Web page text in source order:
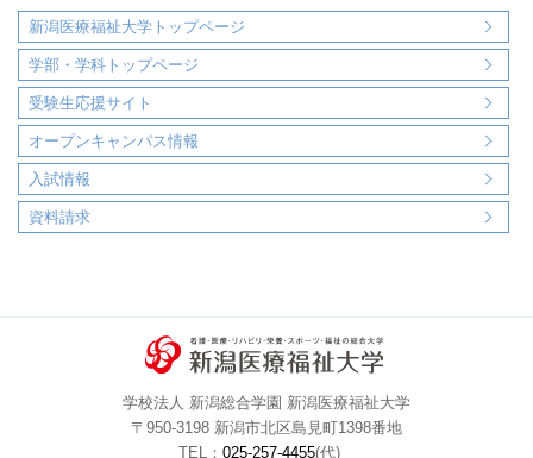
新潟医療福祉大学トップページ
学部・学科トップページ
受験生応援サイト
オープンキャンパス情報
入試情報
資料請求
学校法人 新潟総合学園 新潟医療福祉大学
〒950-3198 新潟市北区島見町1398番地
TEL： 025-257-4455(代)